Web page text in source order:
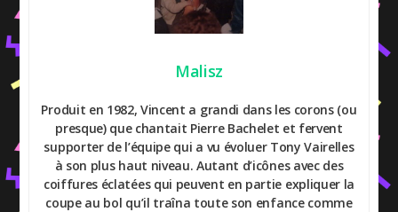
Malisz
Produit en 1982, Vincent a grandi dans les corons (ou
presque) que chantait Pierre Bachelet et fervent
supporter de l’équipe qui a vu évoluer Tony Vairelles
à son plus haut niveau. Autant d’icônes avec des
coiffures éclatées qui peuvent en partie expliquer la
coupe au bol qu’il traîna toute son enfance comme